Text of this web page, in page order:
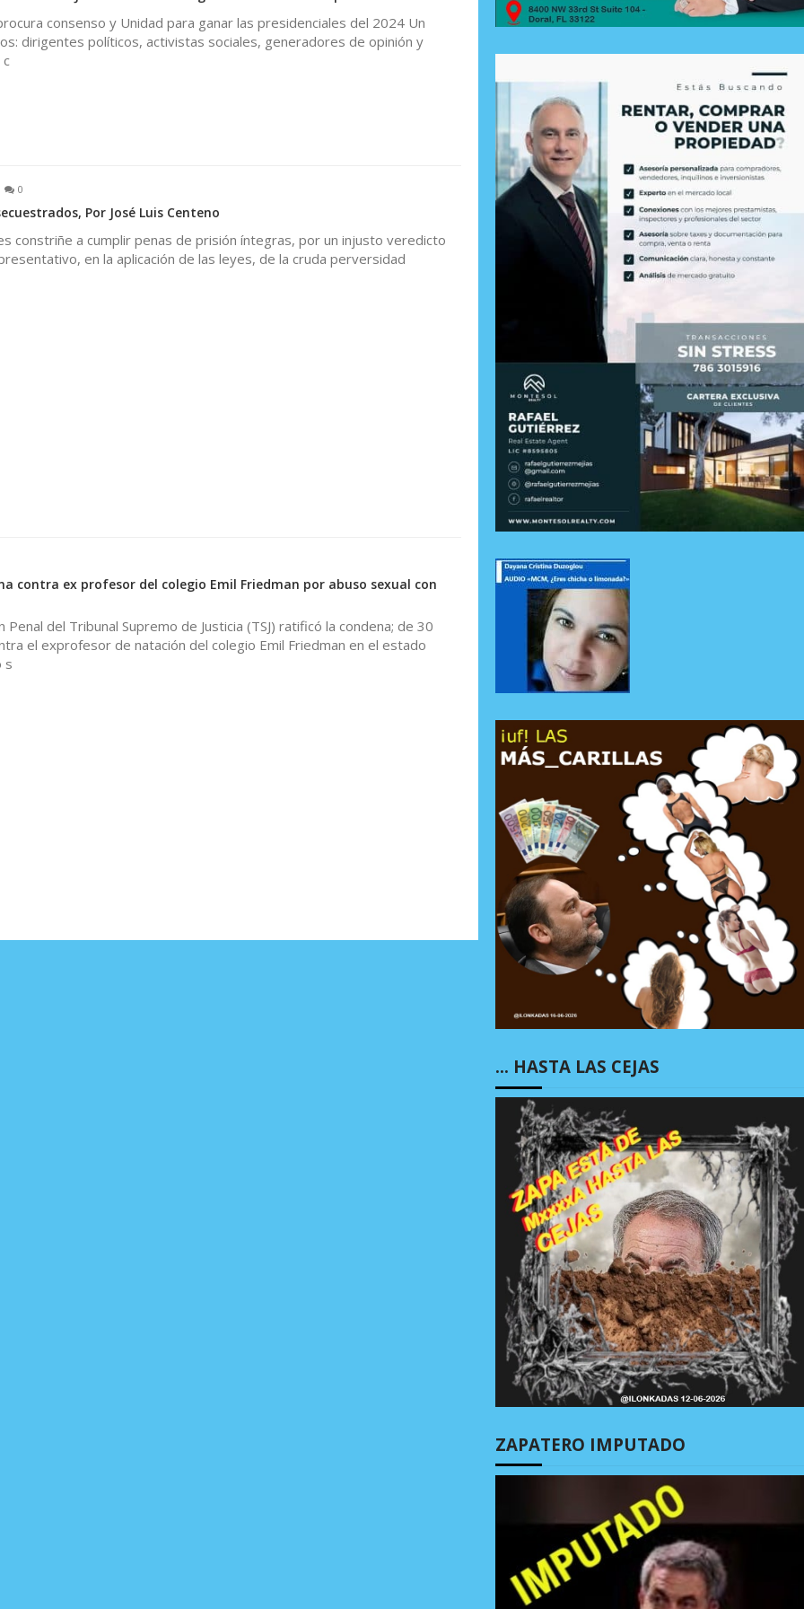
consenso y Unidad para ganar las presidenciales del 2024 Un
dirigentes políticos, activistas sociales, generadores de opinión y
0
Por José Luis Centeno
constriñe a cumplir penas de prisión íntegras, por un injusto veredicto
en la aplicación de las leyes, de la cruda perversidad
contra ex profesor del colegio Emil Friedman por abuso sexual con
Penal del Tribunal Supremo de Justicia (TSJ) ratificó la condena; de 30
el exprofesor de natación del colegio Emil Friedman en el estado
s
… HASTA LAS CEJAS
ZAPATERO IMPUTADO